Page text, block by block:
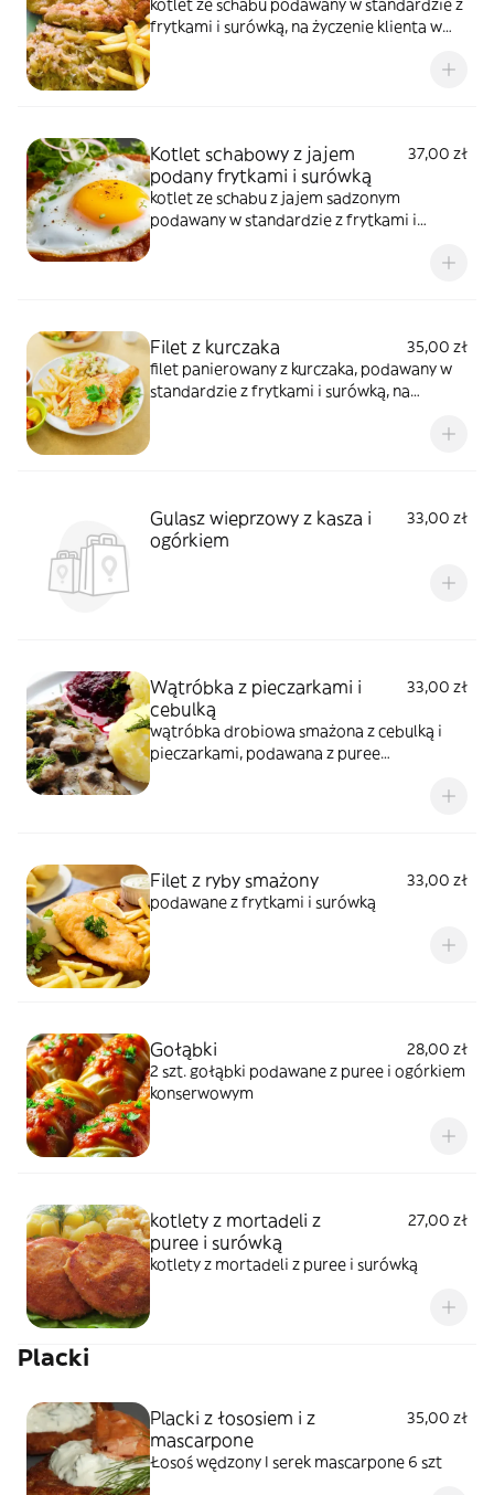
kotlet ze schabu podawany w standardzie z
frytkami i surówką, na życzenie klienta w
Kotlet schabowy z jajem
podany frytkami i surówką
37,00 zł
kotlet ze schabu z jajem sadzonym
podawany w standardzie z frytkami i
Filet z kurczaka
35,00 zł
filet panierowany z kurczaka, podawany w
standardzie z frytkami i surówką, na
Gulasz wieprzowy z kasza i
ogórkiem
33,00 zł
Wątróbka z pieczarkami i
cebulką
33,00 zł
wątróbka drobiowa smażona z cebulką i
pieczarkami, podawana z puree
Filet z ryby smażony
33,00 zł
podawane z frytkami i surówką
Gołąbki
28,00 zł
2 szt. gołąbki podawane z puree i ogórkiem
konserwowym
kotlety z mortadeli z
puree i surówką
27,00 zł
kotlety z mortadeli z puree i surówką
Placki
Placki z łososiem i z
mascarpone
35,00 zł
Łosoś wędzony I serek mascarpone 6 szt